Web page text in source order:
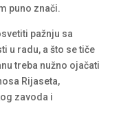
puno znači.
pažnju sa
u radu, a što se tiče
treba nužno ojačati
Rijaseta,
zavoda i